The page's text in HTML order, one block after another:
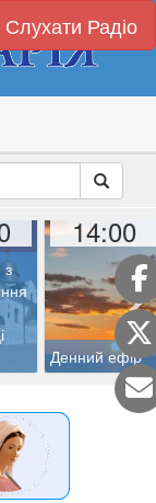
Слухати Радіо
з
14:00
Денний ефір